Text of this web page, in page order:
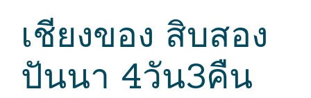
เชียงของ สิบสอง
ปันนา 4วัน3คืน